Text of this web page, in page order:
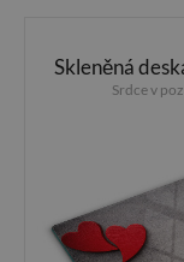
Skleněná
Srdce v